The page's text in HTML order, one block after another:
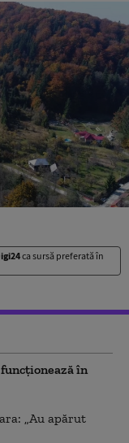
ca sursă preferată în
funcţionează în
„Au apărut